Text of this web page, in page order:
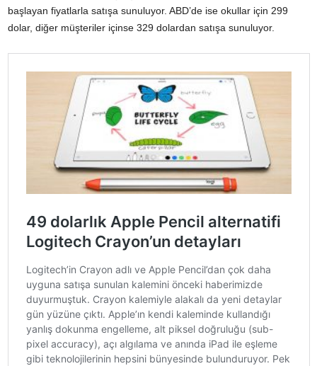
başlayan fiyatlarla satışa sunuluyor. ABD’de ise okullar için 299
dolar, diğer müşteriler içinse 329 dolardan satışa sunuluyor.